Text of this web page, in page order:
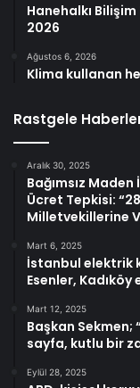
Hanehalkı
2026
Ağustos 6, 2026
Klima kullanan
Rastgele
Aralık 30, 2025
Bağımsız Maden
Ücret Tepkisi:
Milletvekillerine
Mart 6, 2025
İstanbul elektrik
Esenler,
Mart 12, 2025
Başkan Sekmen;
sayfa, kutlu bir
Eylül 28, 2025